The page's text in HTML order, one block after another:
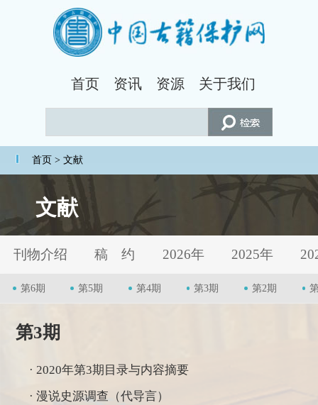
首页 资讯 资源 关于我们
首页 > 文献
文献
刊物介绍 稿 约 2026年 2025年
第6期 第5期 第4期 第3期 第2期
第3期
·2020年第3期目录与内容摘要
· 漫说史源调查（代导言）